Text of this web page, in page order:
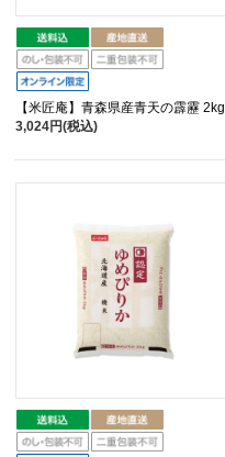
【米匠庵】青森県産青天の霹靂 2kg
3,024円(税込)